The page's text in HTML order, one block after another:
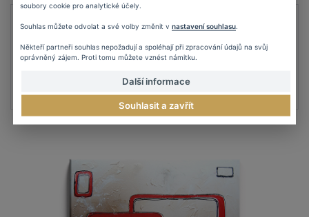
Ručne maľovaný abstraktný obraz
OBRAZ: M018
89 €
DETAIL
soubory cookie pro analytické účely.
Souhlas můžete odvolat a své volby změnit v nastavení souhlasu
Někteří partneři souhlas nepožadují a spoléhají při zpracování údajů na svůj
oprávněný zájem. Proti tomu můžete vznést námitku.
Další informace
Souhlasit a zavřít